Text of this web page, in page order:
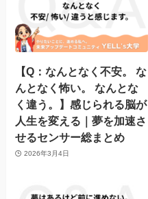
【Q：なんとなく不安。 な
んとなく怖い。 なんとな
く違う。】感じられる脳が
人生を変える｜夢を加速さ
せるセンサー総まとめ
2026年3月4日